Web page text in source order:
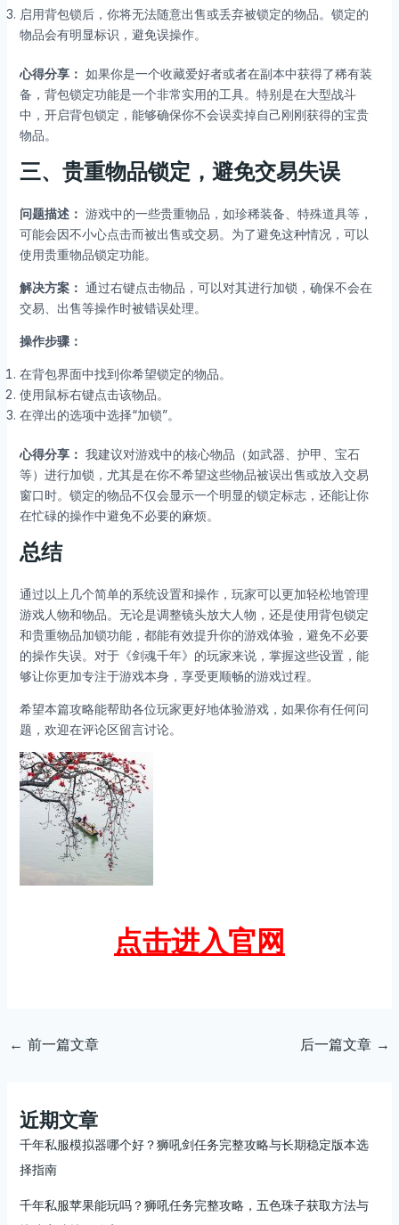
启用背包锁后，你将无法随意出售或丢弃被锁定的物品。锁定的
物品会有明显标识，避免误操作。
心得分享： 如果你是一个收藏爱好者或者在副本中获得了稀有装
备，背包锁定功能是一个非常实用的工具。特别是在大型战斗
中，开启背包锁定，能够确保你不会误卖掉自己刚刚获得的宝贵
物品。
三、贵重物品锁定，避免交易失误
问题描述： 游戏中的一些贵重物品，如珍稀装备、特殊道具等，
可能会因不小心点击而被出售或交易。为了避免这种情况，可以
使用贵重物品锁定功能。
解决方案： 通过右键点击物品，可以对其进行加锁，确保不会在
交易、出售等操作时被错误处理。
操作步骤：
在背包界面中找到你希望锁定的物品。
使用鼠标右键点击该物品。
在弹出的选项中选择“加锁”。
心得分享： 我建议对游戏中的核心物品（如武器、护甲、宝石
等）进行加锁，尤其是在你不希望这些物品被误出售或放入交易
窗口时。锁定的物品不仅会显示一个明显的锁定标志，还能让你
在忙碌的操作中避免不必要的麻烦。
总结
通过以上几个简单的系统设置和操作，玩家可以更加轻松地管理
游戏人物和物品。无论是调整镜头放大人物，还是使用背包锁定
和贵重物品加锁功能，都能有效提升你的游戏体验，避免不必要
的操作失误。对于《剑魂千年》的玩家来说，掌握这些设置，能
够让你更加专注于游戏本身，享受更顺畅的游戏过程。
希望本篇攻略能帮助各位玩家更好地体验游戏，如果你有任何问
题，欢迎在评论区留言讨论。
点击进入官网
← 前一篇文章 后一篇文章 →
近期文章
千年私服模拟器哪个好？狮吼剑任务完整攻略与长期稳定版本选
择指南
千年私服苹果能玩吗？狮吼任务完整攻略，五色珠子获取方法与